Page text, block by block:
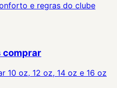
e regras do clube
comprar
10 oz, 12 oz, 14 oz e 16 oz